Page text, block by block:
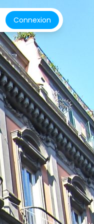
Connexion